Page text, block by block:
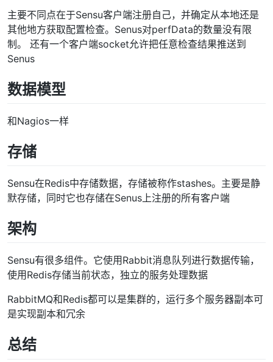
主要不同点在于Sensu客户端注册自己，并确定从本地还是
其他地方获取配置检查。Senus对perfData的数量没有限
制。 还有一个客户端socket允许把任意检查结果推送到
Senus
数据模型
和Nagios一样
存储
Sensu在Redis中存储数据，存储被称作stashes。主要是静
默存储，同时它也存储在Senus上注册的所有客户端
架构
Sensu有很多组件。它使用Rabbit消息队列进行数据传输，
使用Redis存储当前状态，独立的服务处理数据
RabbitMQ和Redis都可以是集群的，运行多个服务器副本可
是实现副本和冗余
总结